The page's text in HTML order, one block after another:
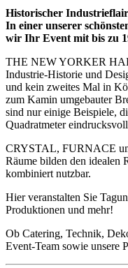
Historischer
In einer unserer
wir Ihr Event mit bis zu
THE NEW YORKER
Industrie-Historie und
und kein zweites Mal in
zum Kamin umgebauter
sind nur einige Beispiele,
Quadratmeter
CRYSTAL, FURNACE
Räume bilden den idealen
kombiniert nutzbar.
Hier veranstalten Sie
Produktionen und mehr!
Ob Catering, Technik,
Event-Team sowie unsere